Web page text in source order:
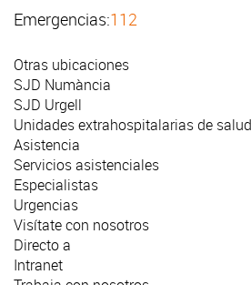
Emergencias:112
Otras ubicaciones
SJD Numància
SJD Urgell
Unidades extrahospitalarias de
Asistencia
Servicios asistenciales
Especialistas
Urgencias
Visítate con nosotros
Directo a
Intranet